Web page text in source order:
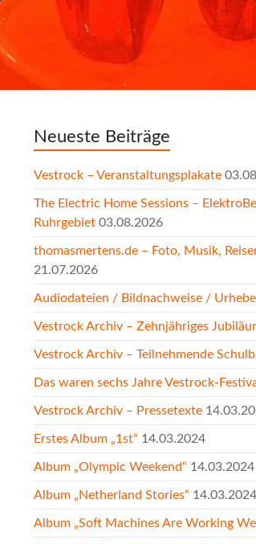
Neueste Beiträge
Vestrock – Veranstaltungsplakate
The Electric Home Sessions –
Ruhrgebiet 03.08.2026
thomasmertens.de – Foto, Musik,
21.07.2026
Audiodateien / Bildnachweise /
Vestrock Archiv – Zehnjähriges
Vestrock Archiv – Teilnehmende
Das waren sechs Jahre Vestrock-
Vestrock Archiv – Pressetexte
Erstes Album „1st“ 14.03.2024
Album „Olympic Weekend“ 14.03.2024
Album „Netherland Stories“ 14.03.2024
Album „Soft Machines Are Working